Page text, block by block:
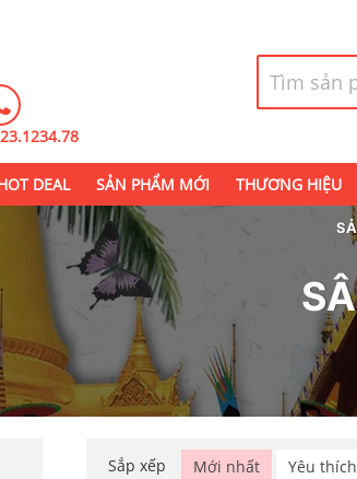
DEAL SẢN PHẨM MỚI THƯƠNG HIỆU
Sắp xếp Mới nhất Yêu thích